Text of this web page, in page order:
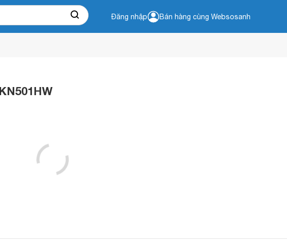
Đăng nhập Bán hàng cùng Websosanh